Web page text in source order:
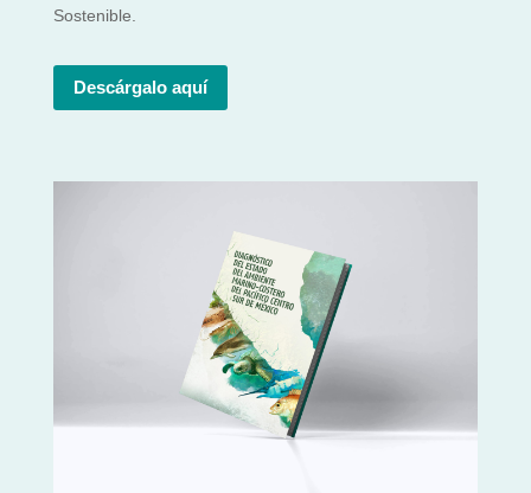
Sostenible.
Descárgalo aquí